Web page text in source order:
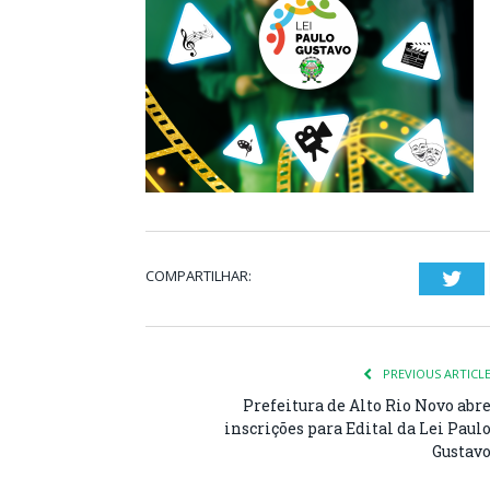
COMPARTILHAR:
PREVIOUS ARTICLE
Prefeitura de Alto Rio Novo abre
inscrições para Edital da Lei Paulo
Gustavo